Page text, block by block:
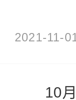
2021-11-
10月